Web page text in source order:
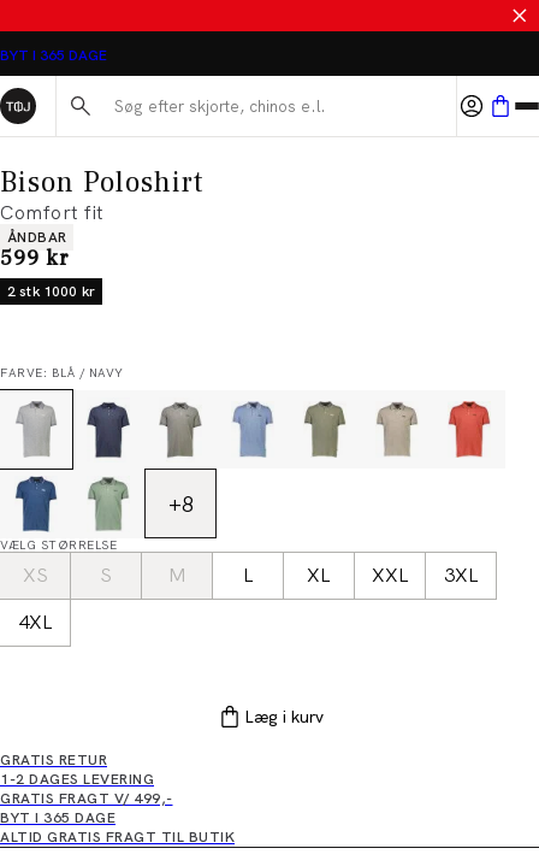
BYT I 365 DAGE
Søg her...
Bison Poloshirt
Comfort fit
Produkt egenskaber
ÅNDBAR
I alt (inkl. rabat)
599 kr
2 stk 1000 kr
FARVE: BLÅ / NAVY
+8
VÆLG STØRRELSE
XS S M L XL XXL
3XL
4XL
Læg i kurv
GRATIS RETUR
1-2 DAGES LEVERING
GRATIS FRAGT V/ 499,-
BYT I 365 DAGE
ALTID GRATIS FRAGT TIL BUTIK